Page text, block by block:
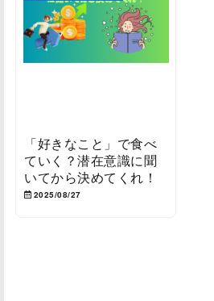
「好きなこと」で食べ
ていく？潜在意識に聞
いてから決めてくれ！
2025/08/27